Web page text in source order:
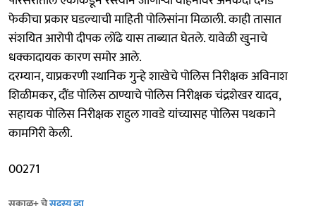
फेकीचा प्रकार घडल्याची माहिती पोलिसांना मिळाली. काही तासात
संशयित आरोपी दीपक लोंढे यास ताब्यात घेतले. यावेळी खुनाचे
धक्कादायक कारण समोर आले.
दरम्यान, याप्रकरणी स्थानिक गुन्हे शाखेचे पोलिस निरीक्षक अविनाश
शिळीमकर, दौंड पोलिस ठाण्याचे पोलिस निरीक्षक चंद्रशेखर यादव,
सहायक पोलिस निरीक्षक राहुल गावडे यांच्यासह पोलिस पथकाने
कामगिरी केली.
00271